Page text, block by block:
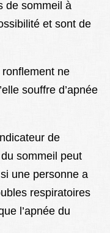
de sommeil à
et sont de
ne
souffre d’apnée
de
sommeil peut
une personne a
respiratoires
l’apnée du